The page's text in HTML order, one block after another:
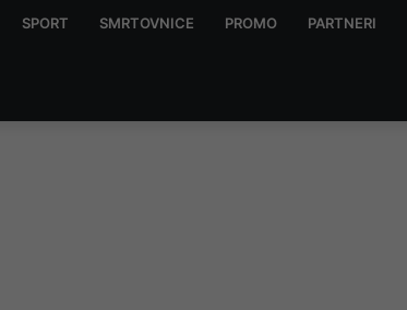
SPORT SMRTOVNICE PROMO PARTNERI